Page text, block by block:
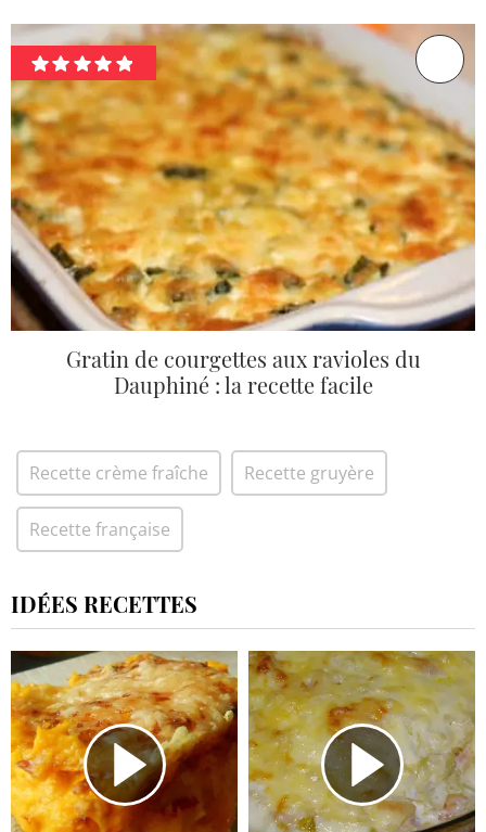
Gratin de courgettes aux ravioles du
Dauphiné : la recette facile
Recette crème fraîche Recette gruyère
Recette française
IDÉES RECETTES